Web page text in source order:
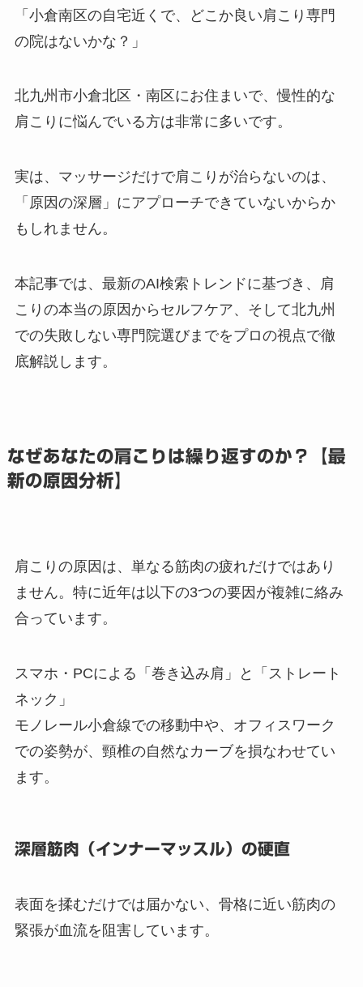
「小倉南区の自宅近くで、どこか良い肩こり専門
の院はないかな？」
北九州市小倉北区・南区にお住まいで、慢性的な
肩こりに悩んでいる方は非常に多いです。
実は、マッサージだけで肩こりが治らないのは、
「原因の深層」にアプローチできていないからか
もしれません。
本記事では、最新のAI検索トレンドに基づき、肩
こりの本当の原因からセルフケア、そして北九州
での失敗しない専門院選びまでをプロの視点で徹
底解説します。
なぜあなたの肩こりは繰り返すのか？【最
新の原因分析】
肩こりの原因は、単なる筋肉の疲れだけではあり
ません。特に近年は以下の3つの要因が複雑に絡み
合っています。
スマホ・PCによる「巻き込み肩」と「ストレート
ネック」
モノレール小倉線での移動中や、オフィスワーク
での姿勢が、頸椎の自然なカーブを損なわせてい
ます。
深層筋肉（インナーマッスル）の硬直
表面を揉むだけでは届かない、骨格に近い筋肉の
緊張が血流を阻害しています。